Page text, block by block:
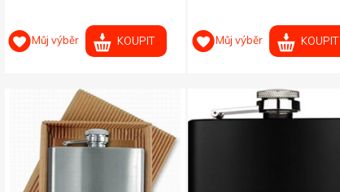
Můj výběr KOUPIT Můj výběr KOUPIT